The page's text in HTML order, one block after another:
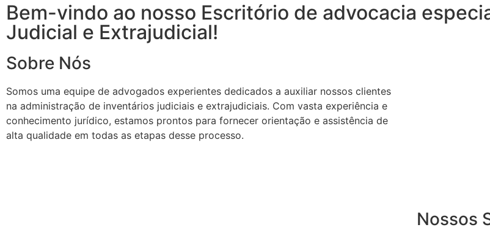
Bem-vindo ao nosso Escritório de advocacia
Judicial e Extrajudicial!
Sobre Nós
Somos uma equipe de advogados experientes dedicados a auxiliar nossos clientes
na administração de inventários judiciais e extrajudiciais. Com vasta experiência e
conhecimento jurídico, estamos prontos para fornecer orientação e assistência de
alta qualidade em todas as etapas desse processo.
Nossos